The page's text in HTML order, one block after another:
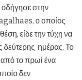
οδήγησε στην
ο οποίος
είδε την τύχη να
δεύτερης ημέρας. Το
το πρωί ένα
δεν